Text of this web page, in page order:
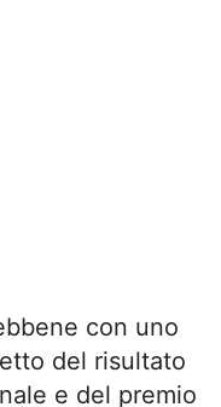
con uno
del risultato
e del premio